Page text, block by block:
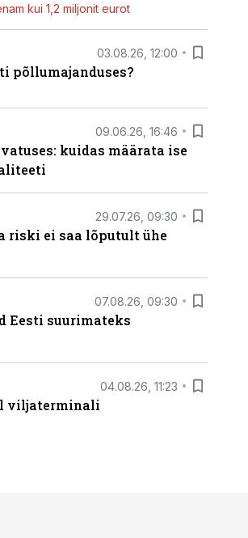
kui 1,2 miljonit eurot
03.08.26, 12:00
põllumajanduses?
09.06.26, 16:46
kuidas määrata ise
29.07.26, 09:30
riski ei saa lõputult ühe
07.08.26, 09:30
Eesti suurimateks
04.08.26, 11:23
viljaterminali